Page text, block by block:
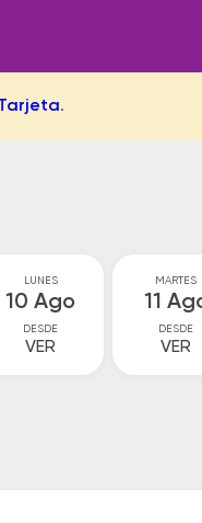
.
LUNES
10 Ago
DESDE
VER
MARTES
11
DESDE
VER